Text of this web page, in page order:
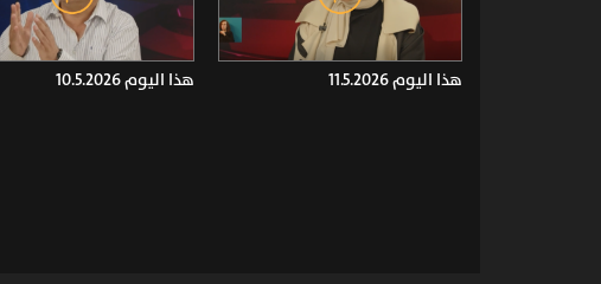
هذا اليوم 11.5.2026 هذا اليوم 10.5.2026